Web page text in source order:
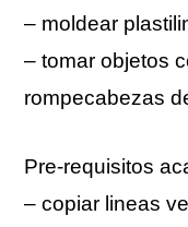
– moldear
– tomar objetos
rompecabezas
Pre-requisitos
– copiar lineas